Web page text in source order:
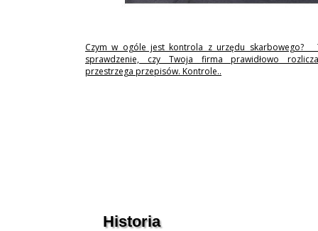
Czym w ogóle jest kontrola z urzędu skarbowego?
sprawdzenie, czy Twoja firma prawidłowo
przestrzega przepisów. Kontrole..
Historia